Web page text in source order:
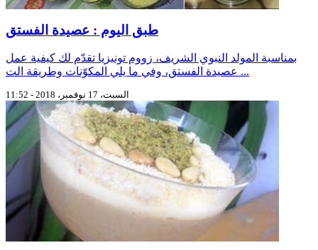
طبق اليوم : عصيدة الفستق
بمناسبة المولد النبوي الشريف، زووم تونيزيا تقدّم لك كيفية عمل
عصيدة الفستق، وفي ما يلي المكوّنات وطريقة الت ...
السبت، 17 نوفمبر، 2018 - 11:52